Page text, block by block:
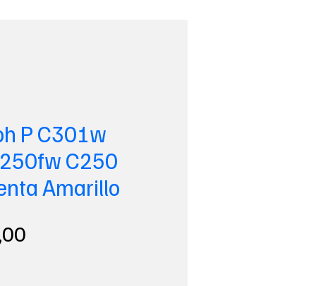
P C301w
C250
Amarillo